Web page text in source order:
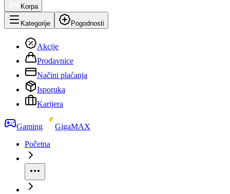
Korpa
Kategorije Pogodnosti
Akcije
Prodavnice
Načini plaćanja
Isporuka
Karijera
Gaming
GigaMAX
Početna